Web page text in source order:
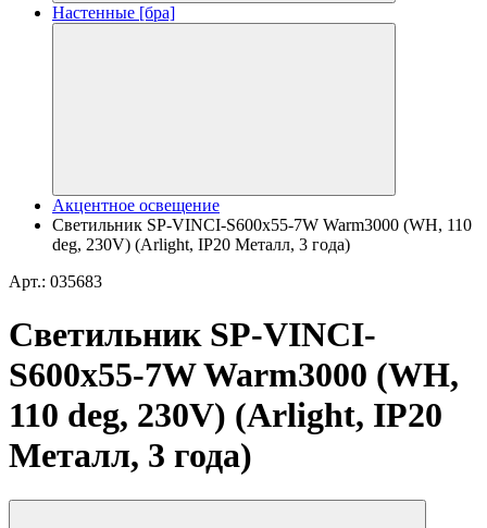
Настенные [бра]
Акцентное освещение
Светильник SP-VINCI-S600x55-7W Warm3000 (WH, 110
deg, 230V) (Arlight, IP20 Металл, 3 года)
Арт.: 035683
Светильник SP-VINCI-
S600x55-7W Warm3000 (WH,
110 deg, 230V) (Arlight, IP20
Металл, 3 года)